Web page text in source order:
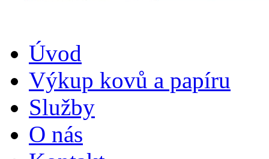
Úvod
Výkup kovů a papíru
Služby
O nás